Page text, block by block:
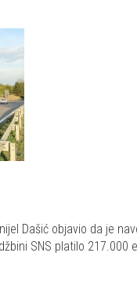
Dašić objavio da je
SNS platilo 217.000